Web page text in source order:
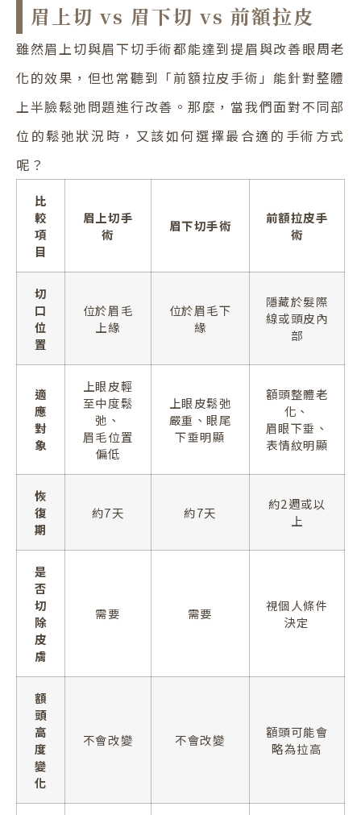
眉上切 vs 眉下切 vs 前額拉皮
雖然眉上切與眉下切手術都能達到提眉與改善眼周老
化的效果，但也常聽到「前額拉皮手術」能針對整體
上半臉鬆弛問題進行改善。那麼，當我們面對不同部
位的鬆弛狀況時，又該如何選擇最合適的手術方式
呢？
比
較
項
目
眉上切手
術
眉下切手術
前額拉皮手
術
切
口
位
置
位於眉毛
上緣
位於眉毛下
緣
隱藏於髮際
線或頭皮內
部
適
應
對
象
上眼皮輕
至中度鬆
弛、
眉毛位置
偏低
上眼皮鬆弛
嚴重、眼尾
下垂明顯
額頭整體老
化、
眉眼下垂、
表情紋明顯
恢
復
期
約7天 約7天
約2週或以
上
是
否
切
除
皮
膚
需要 需要
視個人條件
決定
額
頭
高
度
變
化
不會改變 不會改變
額頭可能會
略為拉高